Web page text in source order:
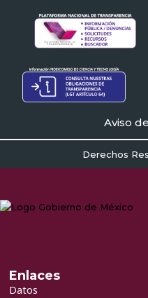
Aviso
Derechos
Enlaces
Datos